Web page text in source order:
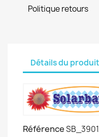
Politique retours
Détails du produit
Référence